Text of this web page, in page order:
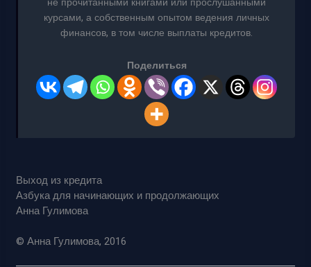
курсами, а собственным опытом ведения личных
финансов, в том числе выплаты кредитов.
Поделиться
Выход из кредита
Азбука для начинающих и продолжающих
Анна Гулимова
© Анна Гулимова, 2016